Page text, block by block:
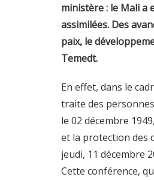
ministère : le Mali a
assimilées. Des
paix, le
Temedt.
En effet, dans le
traite des
le 02 décembre
et la protection des
jeudi, 11 décembre
Cette conférence,